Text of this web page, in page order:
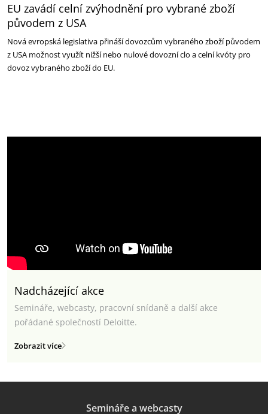
EU zavádí celní zvýhodnění pro vybrané zboží
původem z USA
Nová evropská legislativa přináší dovozcům vybraného zboží původem
z USA možnost využít nižší nebo nulové dovozní clo a celní kvóty pro
dovoz vybraného zboží do EU.
Nadcházející akce
Semináře, webcasty, pracovní snídaně a další akce
pořádané společností Deloitte.
Zobrazit více
Semináře a webcasty